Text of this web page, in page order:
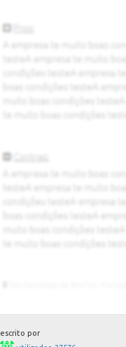
escrito por